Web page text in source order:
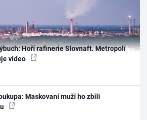
Hoří rafinerie Slovnaft. Metropolí
video
Maskovaní muži ho zbili